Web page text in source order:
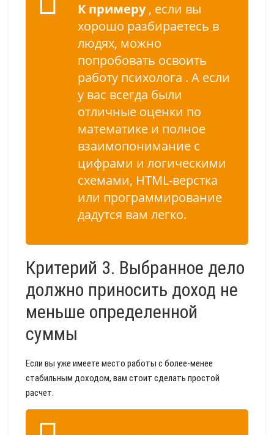
К примеру, если вы
хорошо разбираетесь в
людях, можно
попробовать освоить
работу психолога . А если
у вас всегда были
отличные оценки по
математике и полное
взаимопонимание с
цифрами и логическими
схемами, HTML-верстка
или программирование
дадутся вам легко.
Критерий 3. Выбранное дело
должно приносить доход не
меньше определенной
суммы
Если вы уже имеете место работы с более-менее
стабильным доходом, вам стоит сделать простой
расчет.